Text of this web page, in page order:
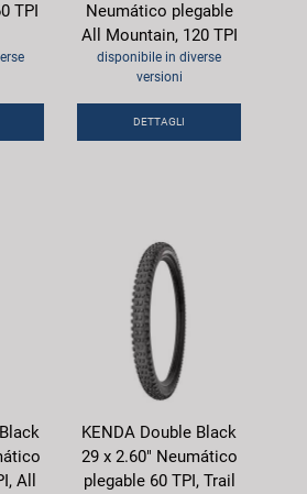
TPI
Neumático plegable
All Mountain, 120 TPI
disponibile in diverse
versioni
DETTAGLI
All
KENDA Double Black
29 x 2.60" Neumático
plegable 60 TPI, Trail